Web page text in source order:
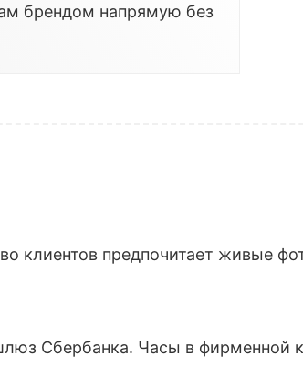
брендом напрямую без
клиентов предпочитает живые
Сбербанка. Часы в фирменной